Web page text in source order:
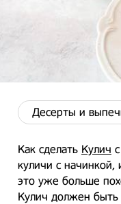
Десерты и
Как сделать Кулич
куличи с начинкой,
это уже больше
Кулич должен быть